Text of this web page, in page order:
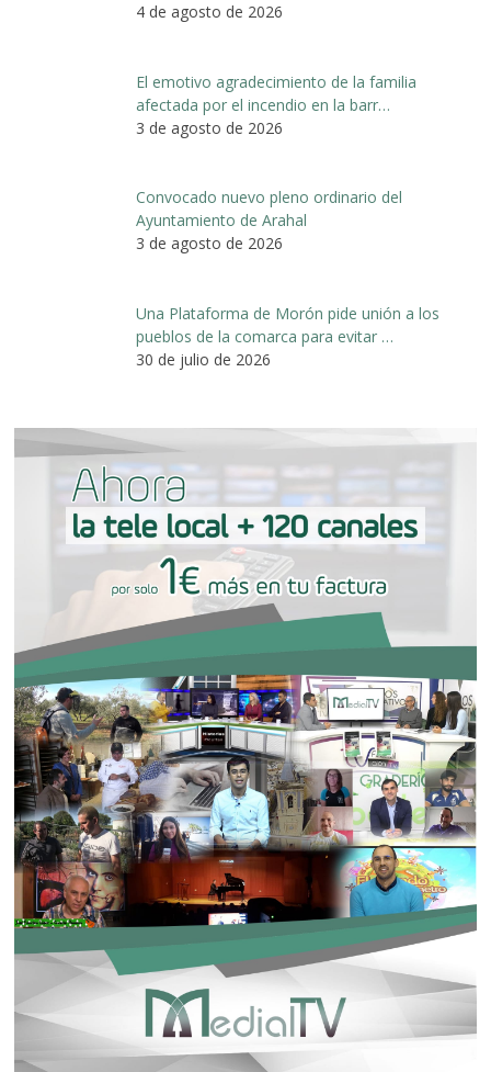
4 de agosto de 2026
El emotivo agradecimiento de la familia
afectada por el incendio en la barr…
3 de agosto de 2026
Convocado nuevo pleno ordinario del
Ayuntamiento de Arahal
3 de agosto de 2026
Una Plataforma de Morón pide unión a los
pueblos de la comarca para evitar …
30 de julio de 2026